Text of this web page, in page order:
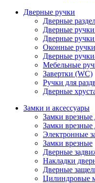
Дверные ручки
Дверные
Дверные
Дверные
Оконные ручки
Дверные
Мебельные
Завертки (WC)
Ручки для
Дверные
Замки и аксессуары
Замки
Замки врезные
Электронные
Замки врезные
Дверные
Накладки
Дверные
Цилиндровые